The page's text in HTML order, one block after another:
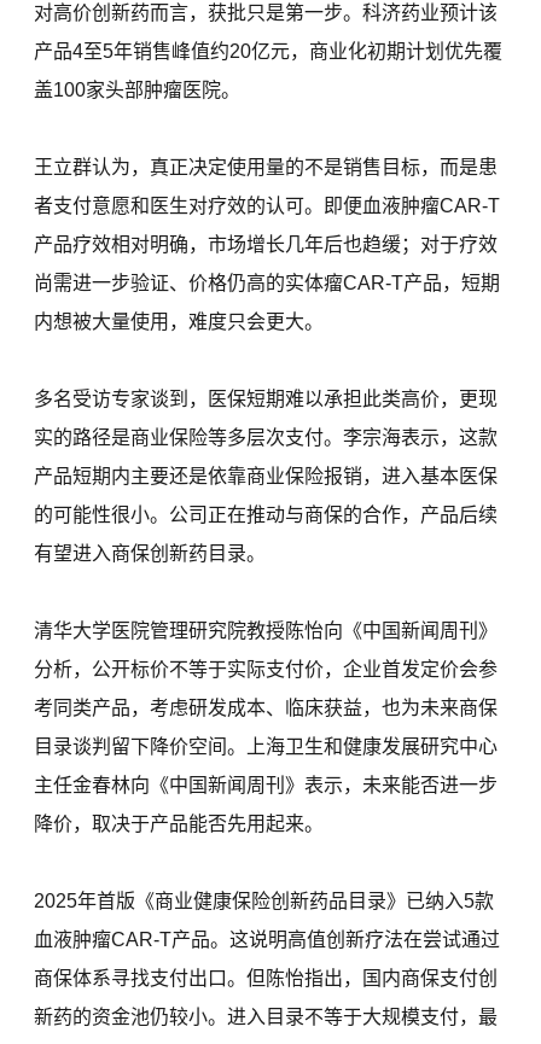
对高价创新药而言，获批只是第一步。科济药业预计该
产品4至5年销售峰值约20亿元，商业化初期计划优先覆
盖100家头部肿瘤医院。
王立群认为，真正决定使用量的不是销售目标，而是患
者支付意愿和医生对疗效的认可。即便血液肿瘤CAR-T
产品疗效相对明确，市场增长几年后也趋缓；对于疗效
尚需进一步验证、价格仍高的实体瘤CAR-T产品，短期
内想被大量使用，难度只会更大。
多名受访专家谈到，医保短期难以承担此类高价，更现
实的路径是商业保险等多层次支付。李宗海表示，这款
产品短期内主要还是依靠商业保险报销，进入基本医保
的可能性很小。公司正在推动与商保的合作，产品后续
有望进入商保创新药目录。
清华大学医院管理研究院教授陈怡向《中国新闻周刊》
分析，公开标价不等于实际支付价，企业首发定价会参
考同类产品，考虑研发成本、临床获益，也为未来商保
目录谈判留下降价空间。上海卫生和健康发展研究中心
主任金春林向《中国新闻周刊》表示，未来能否进一步
降价，取决于产品能否先用起来。
2025年首版《商业健康保险创新药品目录》已纳入5款
血液肿瘤CAR-T产品。这说明高值创新疗法在尝试通过
商保体系寻找支付出口。但陈怡指出，国内商保支付创
新药的资金池仍较小。进入目录不等于大规模支付，最